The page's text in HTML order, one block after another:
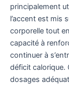
principalement
l’accent est mis
corporelle tout
capacité à
continuer à
déficit calorique.
dosages